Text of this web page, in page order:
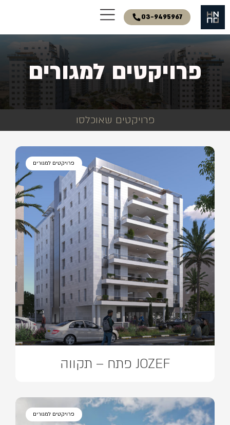
03-9495967
פרויקטים למגורים
פרויקטים שאוכלסו
פרויקטים למגורים
JOZEF פתח – תקווה
פרויקטים למגורים